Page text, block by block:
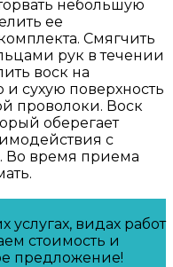
небольшую
ее
Смягчить
рук в течении
воск на
сухую поверхность
проволоки. Воск
оберегает
с
Во время приема
видах работ
стоимость и
предложение!